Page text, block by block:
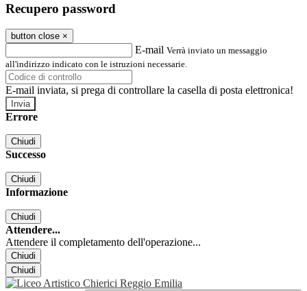
Recupero password
button close ×
E-mail Verrà inviato un messaggio
all'indirizzo indicato con le istruzioni necessarie.
E-mail inviata, si prega di controllare la casella di posta elettronica!
Errore
Chiudi
Successo
Chiudi
Informazione
Chiudi
Attendere...
Attendere il completamento dell'operazione...
Chiudi
Chiudi